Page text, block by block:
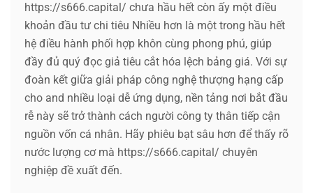
https://s666.capital/ chưa hầu hết còn ấy một điều
khoản đầu tư chi tiêu Nhiều hơn là một trong hầu hết
hệ điều hành phối hợp khôn cùng phong phú, giúp
đầy đủ quý đọc giả tiêu cắt hóa lệch bảng giá. Với sự
đoàn kết giữa giải pháp công nghệ thượng hạng cấp
cho and nhiều loại dễ ứng dụng, nền tảng nơi bắt đầu
rễ này sẽ trở thành cách người công ty thân tiếp cận
nguồn vốn cá nhân. Hãy phiêu bạt sâu hơn để thấy rõ
nước lượng cơ mà https://s666.capital/ chuyên
nghiệp đề xuất đến.